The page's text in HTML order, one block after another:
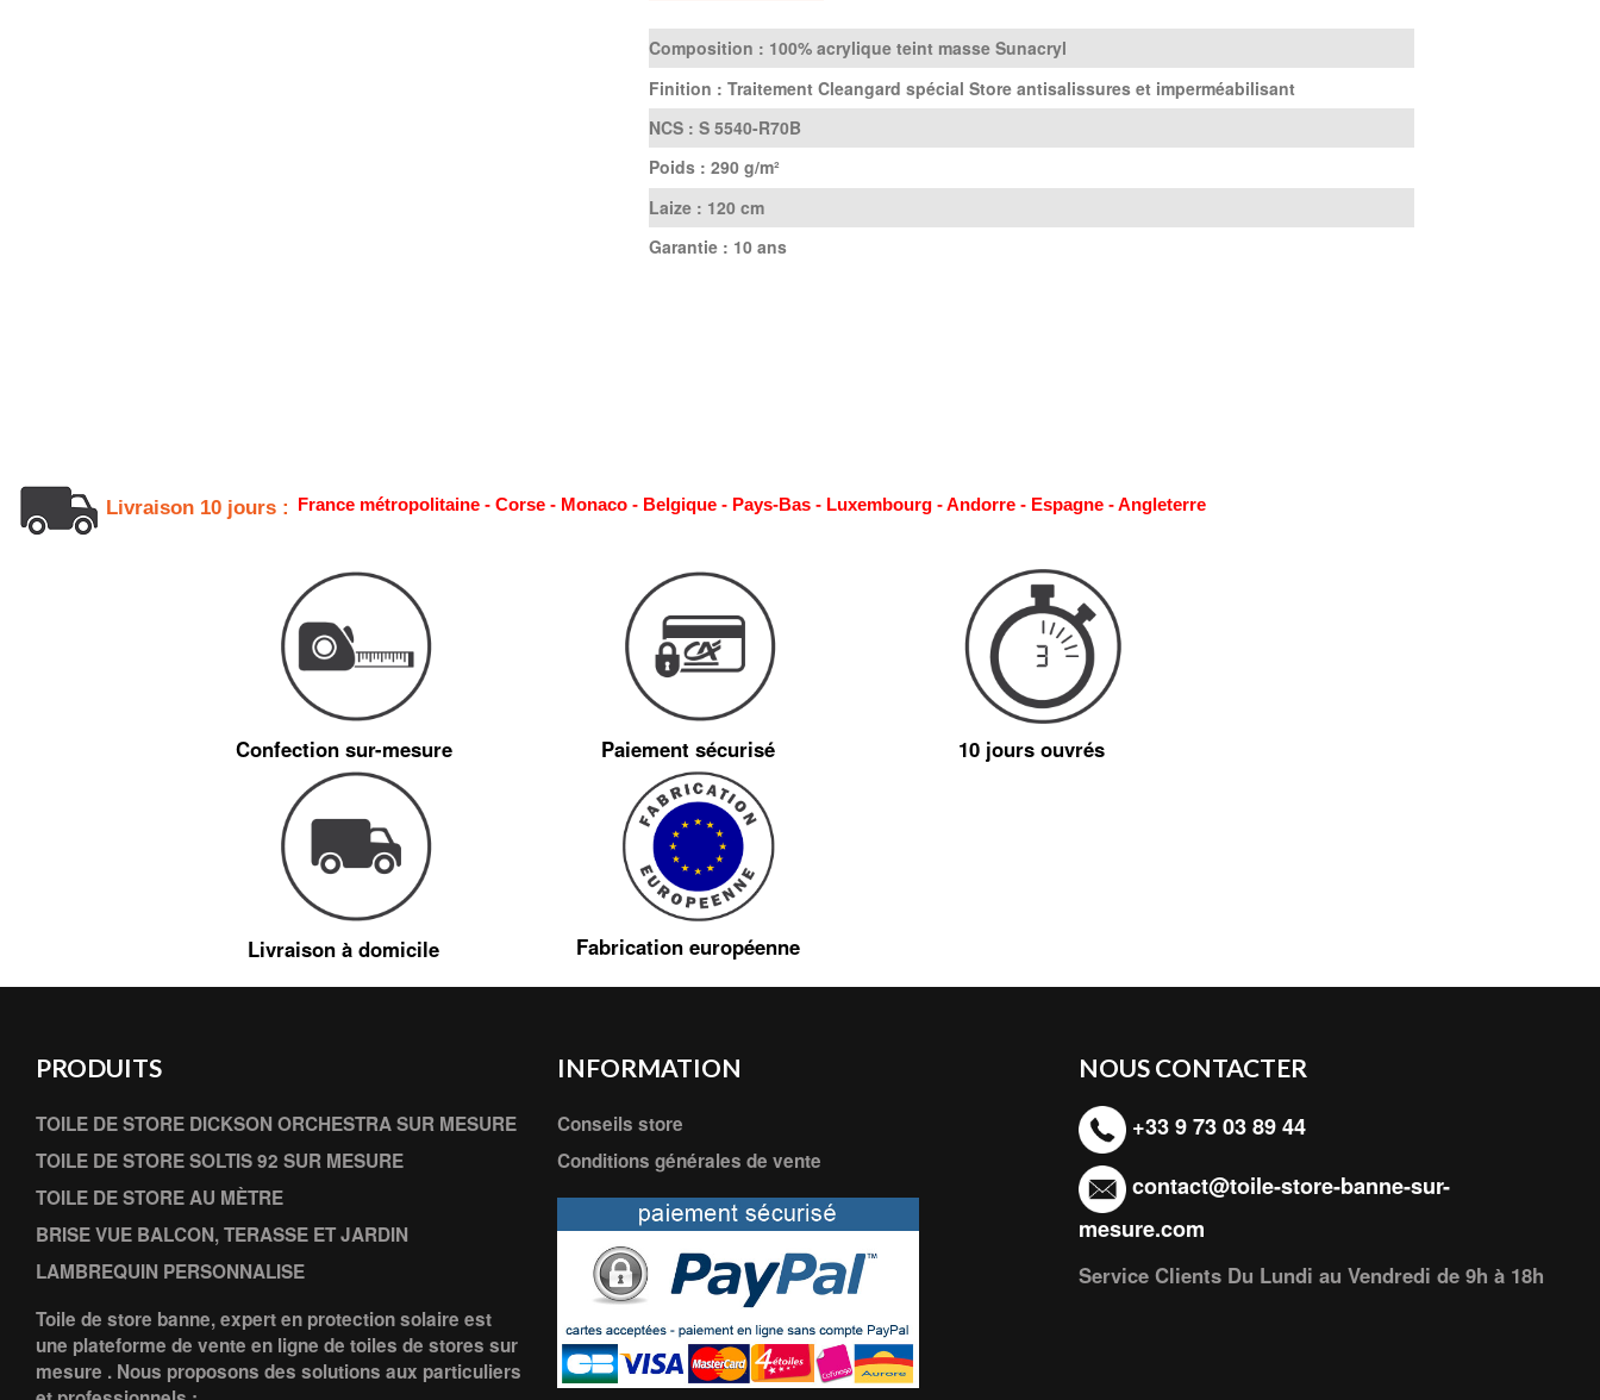
Composition : 100% acrylique teint masse Sunacryl
Finition : Traitement Cleangard spécial Store antisalissures et imperméabilisant
NCS : S 5540-R70B
Poids : 290 g/m²
Laize : 120 cm
Garantie : 10 ans
Livraison 10 jours : France métropolitaine - Corse - Monaco - Belgique - Pays-Bas - Luxembourg - Andorre - Espagne - Angleterre
Confection sur-mesure Paiement sécurisé 10 jours ouvrés
Livraison à domicile Fabrication européenne
PRODUITS
TOILE DE STORE DICKSON ORCHESTRA SUR MESURE
TOILE DE STORE SOLTIS 92 SUR MESURE
TOILE DE STORE AU MÈTRE
BRISE VUE BALCON, TERASSE ET JARDIN
LAMBREQUIN PERSONNALISE
Toile de store banne, expert en protection solaire est
une plateforme de vente en ligne de toiles de stores sur
mesure . Nous proposons des solutions aux particuliers
INFORMATION
Conseils store
Conditions générales de vente
NOUS CONTACTER
+33 9 73 03 89 44
contact@toile-store-banne-sur-
mesure.com
Service Clients Du Lundi au Vendredi de 9h à 18h